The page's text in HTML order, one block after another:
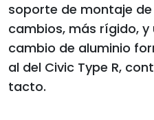
soporte de montaje
cambios, más rígido, y
cambio de aluminio
al del Civic Type R,
tacto.